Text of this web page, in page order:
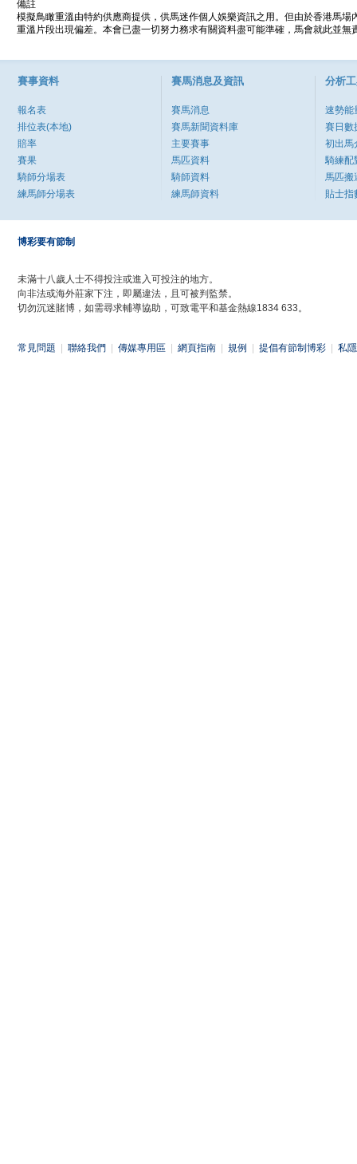
備註
模擬鳥瞰重溫由特約供應商提供，供馬迷作個人娛樂資訊之用。但由於香港馬
重溫片段出現偏差。本會已盡一切努力務求有關資料盡可能準確，馬會就此並
賽事資料
報名表
排位表(本地)
賠率
賽果
騎師分場表
練馬師分場表
賽馬消息及資訊
賽馬消息
賽馬新聞資料庫
主要賽事
馬匹資料
騎師資料
練馬師資料
分析
速勢能
賽日數
初出馬
騎練配
馬匹搬
貼士指
博彩要有節制
未滿十八歲人士不得投注或進入可投注的地方。
向非法或海外莊家下注，即屬違法，且可被判監禁。
切勿沉迷賭博，如需尋求輔導協助，可致電平和基金熱線1834 633。
常見問題 聯絡我們 傳媒專用區 網頁指南 規例 提倡有節制博彩 私